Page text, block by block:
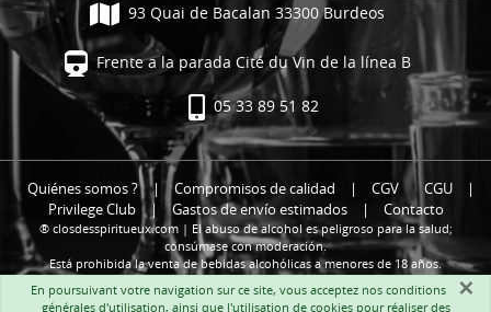
93 Quai de Bacalan 33300 Burdeos
Frente a la parada Cité du Vin de la línea B
05 33 89 51 82
Quiénes somos ? | Compromisos de calidad | CGV CGU
|
Privilege Club | Gastos de envío estimados | Contacto
® closdesspiritueux.com | El abuso de alcohol es peligroso para la salud;
consúmase con moderación.
Está prohibida la venta de bebidas alcohólicas a menores de 18 años.
×
En poursuivant votre navigation sur ce site, vous acceptez nos conditions
générales d'utilisation, ainsi que l'utilisation de cookies pour réaliser des